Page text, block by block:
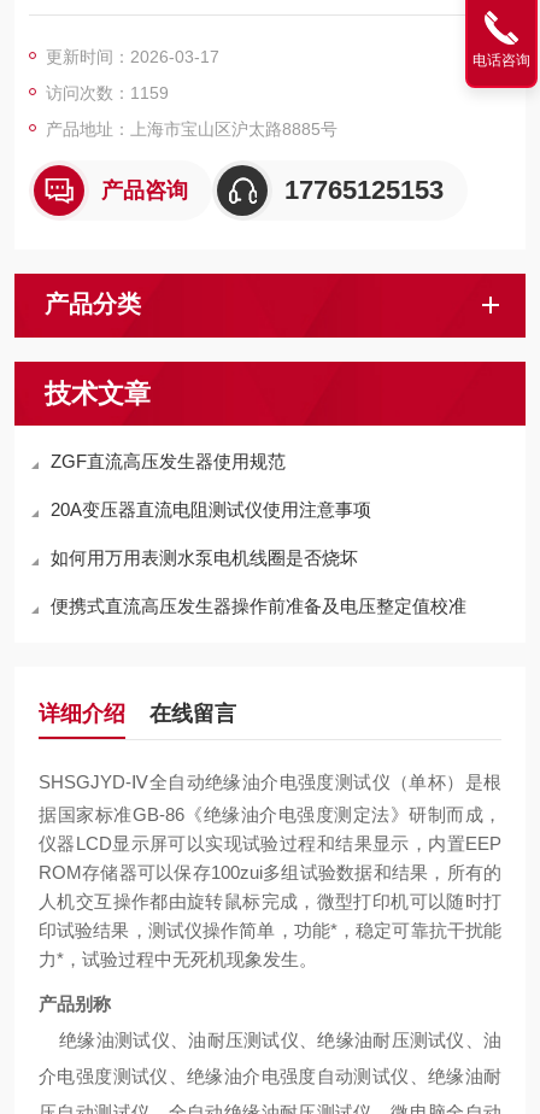
电、供电、用电部门，科研机构与电力设备相关的生产企业，提
更新时间：2026-03-17
访问次数：1159
产品地址：上海市宝山区沪太路8885号
产品咨询 17765125153
产品分类
技术文章
ZGF直流高压发生器使用规范
20A变压器直流电阻测试仪使用注意事项
如何用万用表测水泵电机线圈是否烧坏
便携式直流高压发生器操作前准备及电压整定值校准
详细介绍 在线留言
SHSGJYD-Ⅳ全自动绝缘油介电强度测试仪（单杯） 是根
据国家标准GB-86《绝缘油介电强度测定法》研制而成，
仪器LCD显示屏可以实现试验过程和结果显示，内置EEP
ROM存储器可以保存100zui多组试验数据和结果，所有的
人机交互操作都由旋转鼠标完成，微型打印机可以随时打
印试验结果，测试仪操作简单，功能*，稳定可靠抗干扰能
力*，试验过程中无死机现象发生。
产品别称
绝缘油测试仪、油耐压测试仪、绝缘油耐压测试仪、油
介电强度测试仪、绝缘油介电强度自动测试仪、绝缘油耐
电话咨询